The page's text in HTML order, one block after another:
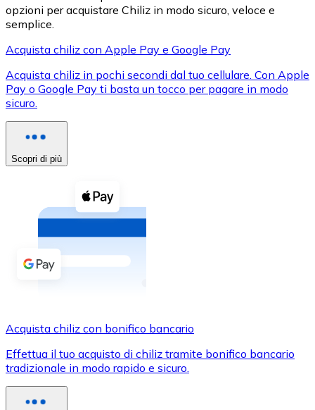
XRP
XRP
Vedi tutto
Buoni cripto
Acquista criptovalute in contanti e altri mezzi di
Acquista con contanti
Bonifico SEPA
Usa le carte Visa e Mastercard per acquistare
Acquista con carta
opzioni per acquistare Chiliz in modo sicuro, veloce e
semplice.
Acquista chiliz con Apple Pay e Google Pay
Acquista chiliz in pochi secondi dal tuo cellulare. Con Apple
Pay o Google Pay ti basta un tocco per pagare in modo
sicuro.
Scopri di più
Acquista chiliz con bonifico bancario
Effettua il tuo acquisto di chiliz tramite bonifico bancario
tradizionale in modo rapido e sicuro.